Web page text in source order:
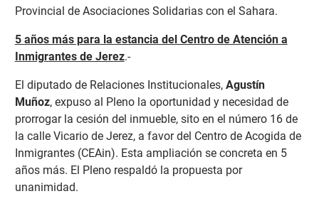
Provincial de Asociaciones Solidarias con el Sahara.
5 años más para la estancia del Centro de Atención a
Inmigrantes de Jerez.-
El diputado de Relaciones Institucionales, Agustín
Muñoz, expuso al Pleno la oportunidad y necesidad de
prorrogar la cesión del inmueble, sito en el número 16 de
la calle Vicario de Jerez, a favor del Centro de Acogida de
Inmigrantes (CEAin). Esta ampliación se concreta en 5
años más. El Pleno respaldó la propuesta por
unanimidad.